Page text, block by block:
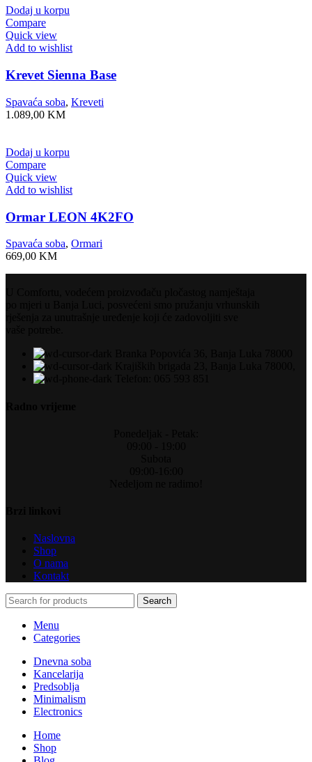
Dodaj u korpu
Compare
Quick view
Add to wishlist
Krevet Sienna Base
Spavaća soba, Kreveti
1.089,00 KM
Dodaj u korpu
Compare
Quick view
Add to wishlist
Ormar LEON 4K2FO
Spavaća soba, Ormari
669,00 KM
Naslovna
Shop
O nama
Kontakt
Search
Menu
Categories
Dnevna soba
Kancelarija
Predsoblja
Minimalism
Electronics
Home
Shop